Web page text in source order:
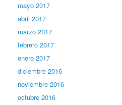
mayo 2017
abril 2017
marzo 2017
febrero 2017
enero 2017
diciembre 2016
noviembre 2016
octubre 2016